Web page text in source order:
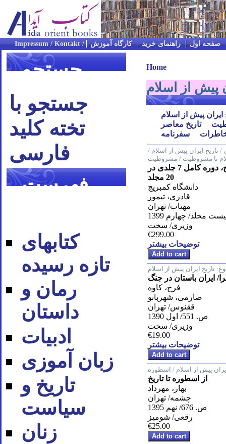
صفحه اول راهنمای خرید کارگاه آموزش
جستجو
جستجو با
تخته کلید
فارسی
فهرست
کتابهای
تازه رسیده
رمان و
داستان
ادبیات
زبان آموزی
تاریخ و
سیاست
زنان
Home
پیش از اسلام
ایران پیش از اسلام
تاریخ معاصر
سفرنامه
/ تاریخ ایران پیش از اسلام /
تا مشروطیت / مشروطیت
تاریخ ایران كمبریج، دوره کامل 7 جلدی در
20 مجلد
دانشگاه کمبریج
قادری، تیمور
مهتاب/ تهران
مجلد/ چهارم 1399
وزیری/ سخت
€299.00
توضیحات بیشتر
تاریخ ایران پیش از اسلام
ایران باستان در جنگ
فرخ، کاوه
صارمی، شهربانو
ققنوس/ تهران
ص. 551/ اول 1390
وزیری/ سخت
€19.00
توضیحات بیشتر
پیش از اسلام / اسطوره
از اسطوره تا تاریخ
بهار، مهرداد
چشمه/ تهران
ص. 676/ نهم 1395
رقعی/ شومیز
€25.00